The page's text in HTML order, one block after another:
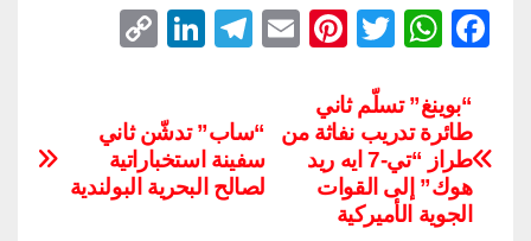
F
c
e
b
o
W
at
s
A
p
T
tt
er
Pi
e
st
E
T
gr
a
Li
e
dI
y
Li
“ساب” تدشّن ثاني
سفينة استخباراتية
لصالح البحرية البولندية
“بوينغ” تسلّم ثاني
طائرة تدريب نفاثة من
طراز “تي-7 ايه ريد
هوك” إلى القوات
الجوية الأميركية